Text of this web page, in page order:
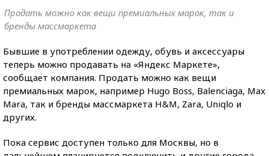
Продать можно как вещи премиальных марок, так и
бренды массмаркета
Бывшие в употреблении одежду, обувь и аксессуары
теперь можно продавать на «Яндекс Маркете»,
сообщает компания. Продать можно как вещи
премиальных марок, например Hugo Boss, Balenciaga, Max
Mara, так и бренды массмаркета H&M, Zara, Uniqlo и
других.
Пока сервис доступен только для Москвы, но в